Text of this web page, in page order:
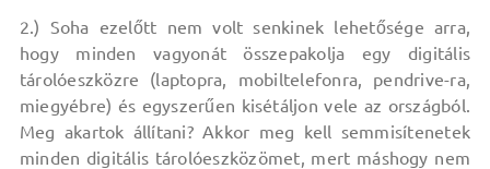
2.) Soha ezelőtt nem volt senkinek lehetősége arra,
hogy minden vagyonát összepakolja egy digitális
tárolóeszközre (laptopra, mobiltelefonra, pendrive-ra,
miegyébre) és egyszerűen kisétáljon vele az országból.
Meg akartok állítani? Akkor meg kell semmisítenetek
minden digitális tárolóeszközömet, mert máshogy nem